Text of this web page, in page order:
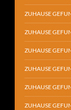
ZUHAUSE
ZUHAUSE
ZUHAUSE
ZUHAUSE
ZUHAUSE
ZUHAUSE